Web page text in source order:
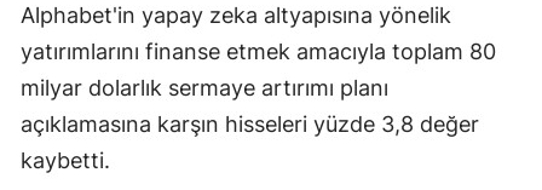
Sakarya
Samsun
Siirt
Alphabet'in yapay zeka altyapısına yönelik
yatırımlarını finanse etmek amacıyla toplam 80
milyar dolarlık sermaye artırımı planı
açıklamasına karşın hisseleri yüzde 3,8 değer
kaybetti.